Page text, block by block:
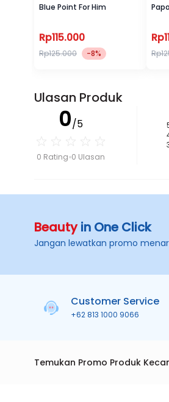
Blue Point For Him
Rp115.000
Rp125.000 -8%
Ulasan Produk
0/5
0 Rating 0 Ulasan
Beautyin One Click
Jangan lewatkan promo
Customer Service
+62 813 1000 9066
Temukan Promo Produk